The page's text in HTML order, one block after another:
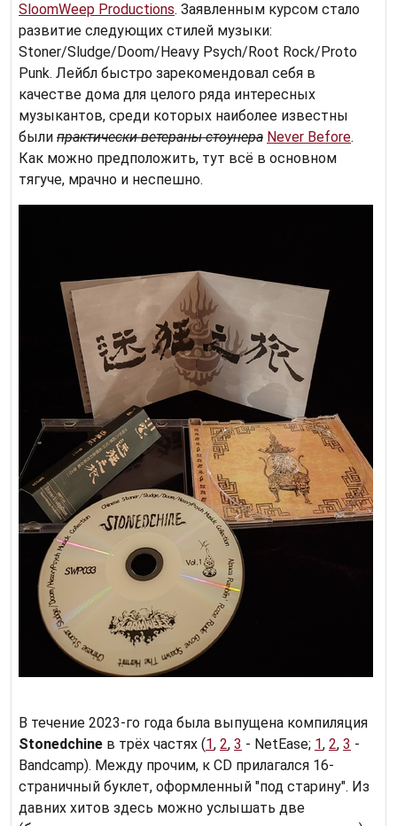
SloomWeep Productions. Заявленным курсом стало
развитие следующих стилей музыки:
Stoner/Sludge/Doom/Heavy Psych/Root Rock/Proto
Punk. Лейбл быстро зарекомендовал себя в
качестве дома для целого ряда интересных
музыкантов, среди которых наиболее известны
были практически ветераны стоунера Never Before.
Как можно предположить, тут всё в основном
тягуче, мрачно и неспешно.
В течение 2023-го года была выпущена компиляция
Stonedchine в трёх частях (1, 2, 3 - NetEase; 1, 2, 3 -
Bandcamp). Между прочим, к CD прилагался 16-
страничный буклет, оформленный "под старину". Из
давних хитов здесь можно услышать две